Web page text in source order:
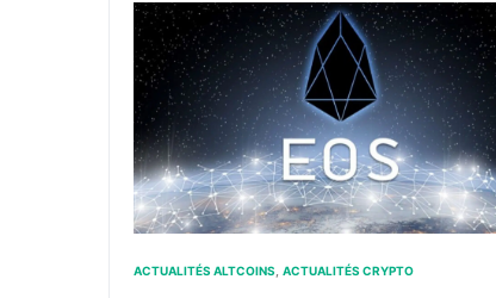
Crypto : EOS va intégrer rapidement
ACTUALITÉS ALTCOINS ACTUALITÉS CRYPTO